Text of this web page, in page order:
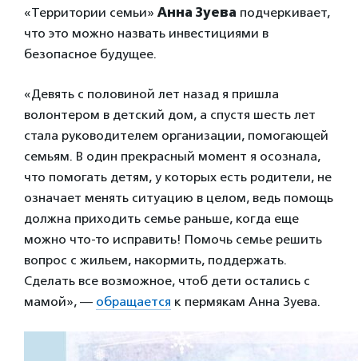
«Территории семьи» Анна Зуева подчеркивает,
что это можно назвать инвестициями в
безопасное будущее.
«Девять с половиной лет назад я пришла
волонтером в детский дом, а спустя шесть лет
стала руководителем организации, помогающей
семьям. В один прекрасный момент я осознала,
что помогать детям, у которых есть родители, не
означает менять ситуацию в целом, ведь помощь
должна приходить семье раньше, когда еще
можно что-то исправить! Помочь семье решить
вопрос с жильем, накормить, поддержать.
Сделать все возможное, чтоб дети остались с
мамой», — обращается к пермякам Анна Зуева.